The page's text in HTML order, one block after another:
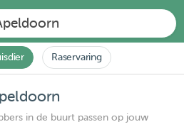
Raservaring
in de buurt passen op jouw